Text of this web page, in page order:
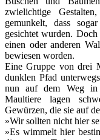
zwielichtige
gemunkelt, dass
gesichtet wurden.
einen oder anderen
bewiesen worden.
Eine Gruppe von drei
dunklen Pfad
nun auf dem Weg
Maultiere lagen
Gewürzen, die sie auf
»Wir sollten nicht hier
»Es wimmelt hier